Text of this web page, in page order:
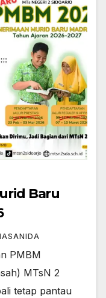
Baru
PMBM
MTsN 2
tetap pantau